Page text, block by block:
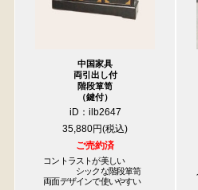
中国家具
両引出し付
階段箪笥
（鍵付）
iD：ilb2647
35,880円
ご売約済
コントラストが美しい
シックな階段箪笥
両面デザインで使いやすい